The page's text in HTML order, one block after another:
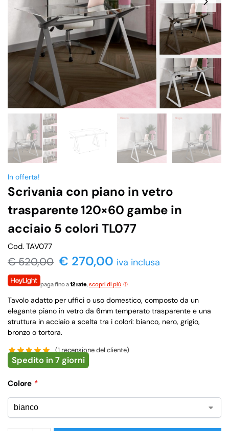
In offerta!
Scrivania con piano in vetro
trasparente 120×60 gambe in
acciaio 5 colori TL077
Cod. TAV077
€520,00 € 270,00 iva inclusa
paga fino a12 rate, scopri di più
Tavolo adatto per uffici o uso domestico, composto da un
elegante piano in vetro da 6mm temperato trasparente e una
struttura in acciaio a scelta tra i colori: bianco, nero, grigio,
bronzo o tortora.
(1recensione del cliente)
Spedito in 7 giorni
Colore *